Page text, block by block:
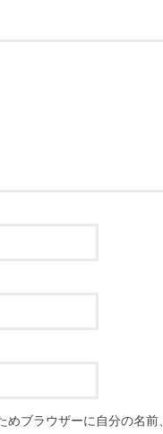
めブラウザーに自分の名前